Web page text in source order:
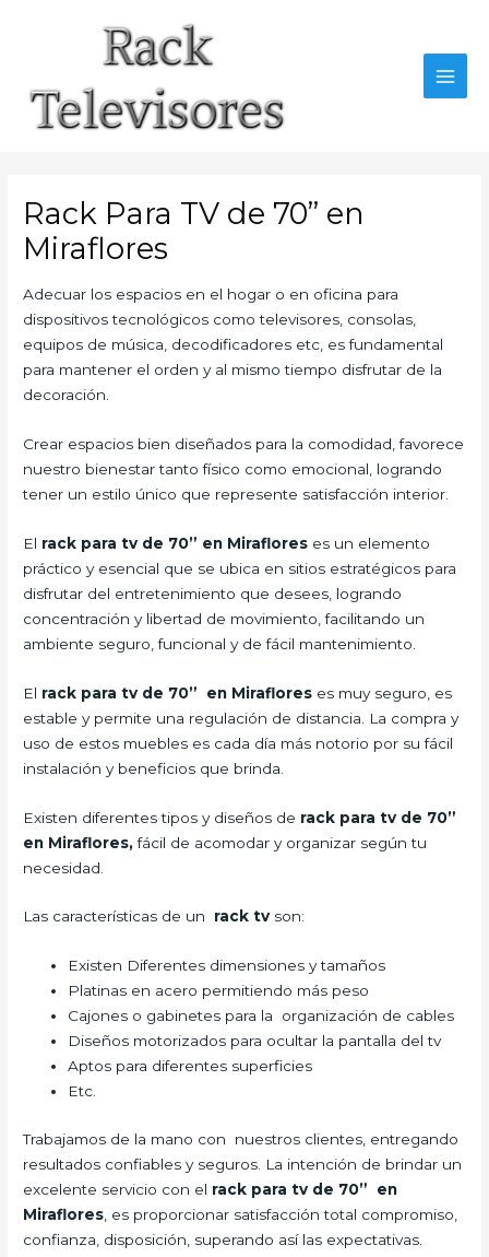
Rack Para TV de 70” en
Miraflores
Adecuar los espacios en el hogar o en oficina para
dispositivos tecnológicos como televisores, consolas,
equipos de música, decodificadores etc, es fundamental
para mantener el orden y al mismo tiempo disfrutar de la
decoración.
Crear espacios bien diseñados para la comodidad, favorece
nuestro bienestar tanto físico como emocional, logrando
tener un estilo único que represente satisfacción interior.
El rack para tv de 70” en Miraflores es un elemento
práctico y esencial que se ubica en sitios estratégicos para
disfrutar del entretenimiento que desees, logrando
concentración y libertad de movimiento, facilitando un
ambiente seguro, funcional y de fácil mantenimiento.
El rack para tv de 70” en Miraflores es muy seguro, es
estable y permite una regulación de distancia. La compra y
uso de estos muebles es cada día más notorio por su fácil
instalación y beneficios que brinda.
Existen diferentes tipos y diseños de rack para tv de 70”
en Miraflores,fácil de acomodar y organizar según tu
necesidad.
Las características de un rack tv son:
Existen Diferentes dimensiones y tamaños
Platinas en acero permitiendo más peso
Cajones o gabinetes para la organización de cables
Diseños motorizados para ocultar la pantalla del tv
Aptos para diferentes superficies
Etc.
Trabajamos de la mano con nuestros clientes, entregando
resultados confiables y seguros. La intención de brindar un
excelente servicio con el rack para tv de 70” en
Miraflores , es proporcionar satisfacción total compromiso,
confianza, disposición, superando así las expectativas.